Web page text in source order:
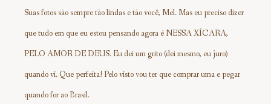
Suas fotos são sempre tão lindas e tão você, Mel. Mas eu preciso dizer
que tudo em que eu estou pensando agora é NESSA XÍCARA,
PELO AMOR DE DEUS. Eu dei um grito (dei mesmo, eu juro)
quando vi. Que perfeita! Pelo visto vou ter que comprar uma e pegar
quando for ao Brasil.